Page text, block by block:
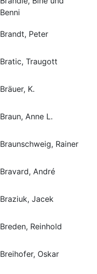
Benni
Brandt, Peter
Bratic, Traugott
Bräuer, K.
Braun, Anne L.
Braunschweig, Rainer
Bravard, André
Braziuk, Jacek
Breden, Reinhold
Breihofer, Oskar